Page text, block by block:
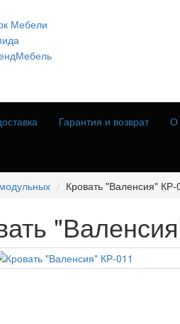
Мебели
Гарантия и возврат О
Кровать "Валенсия" КР-